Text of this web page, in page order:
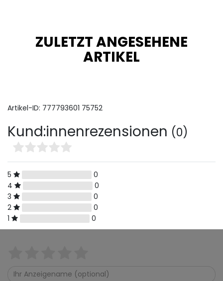
ZULETZT ANGESEHENE
ARTIKEL
Artikel-ID: 777793601 75752
Kund:innenrezensionen (0)
5
0
4
0
3
0
2
0
1
0